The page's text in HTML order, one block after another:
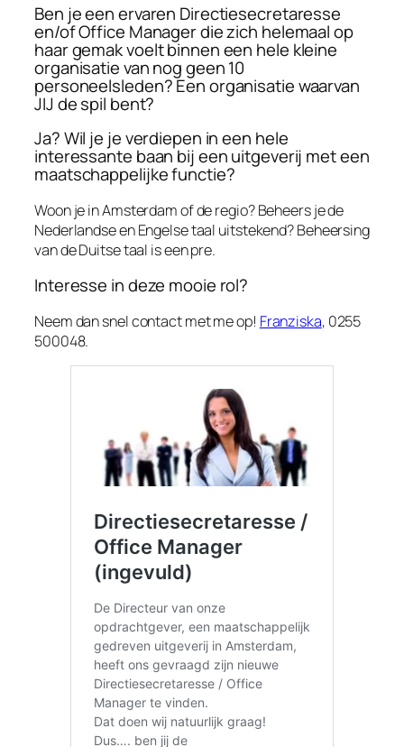
Ben je een ervaren Directiesecretaresse
en/of Office Manager die zich helemaal op
haar gemak voelt binnen een hele kleine
organisatie van nog geen 10
personeelsleden? Een organisatie waarvan
JIJ de spil bent?
Ja? Wil je je verdiepen in een hele
interessante baan bij een uitgeverij met een
maatschappelijke functie?
Woon je in Amsterdam of de regio? Beheers je de
Nederlandse en Engelse taal uitstekend? Beheersing
van de Duitse taal is een pre.
Interesse in deze mooie rol?
Neem dan snel contact met me op! Franziska, 0255
500048.